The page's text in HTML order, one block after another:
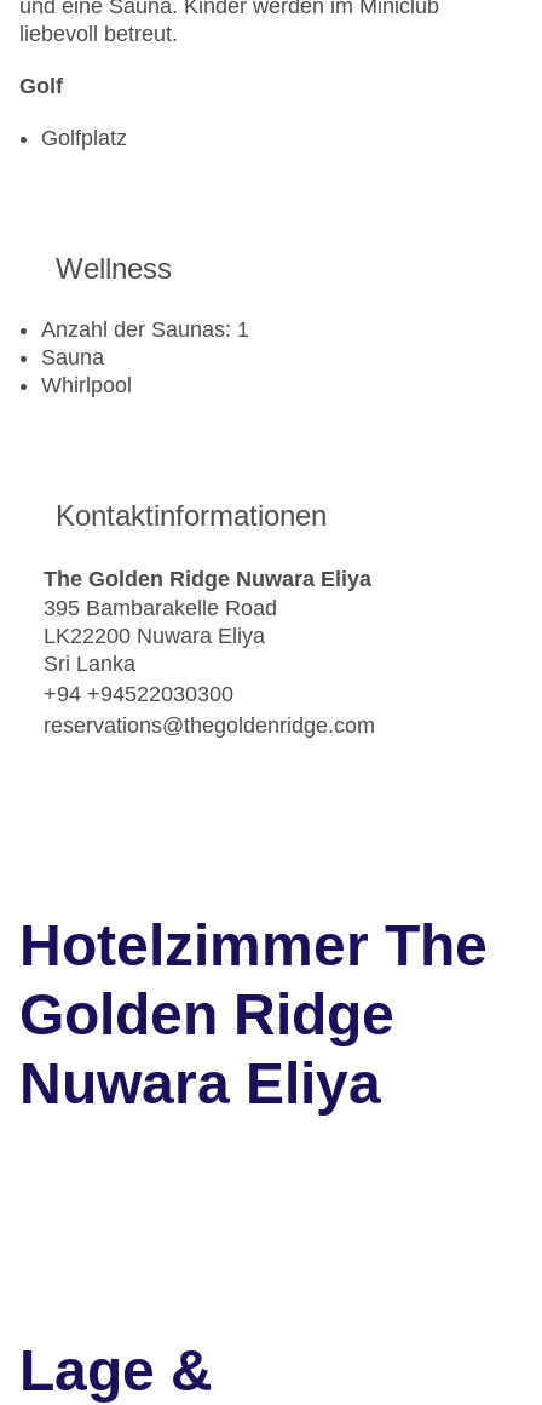
und eine Sauna. Kinder werden im Miniclub
liebevoll betreut.
Golf
Golfplatz
Wellness
Anzahl der Saunas: 1
Sauna
Whirlpool
Kontaktinformationen
The Golden Ridge Nuwara Eliya
395 Bambarakelle Road
LK22200 Nuwara Eliya
Sri Lanka
+94 +94522030300
reservations@thegoldenridge.com
Hotelzimmer The
Golden Ridge
Nuwara Eliya
Lage &